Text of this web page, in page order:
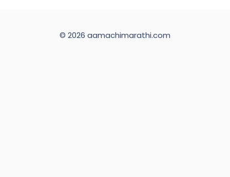
© 2026 aamachimarathi.com